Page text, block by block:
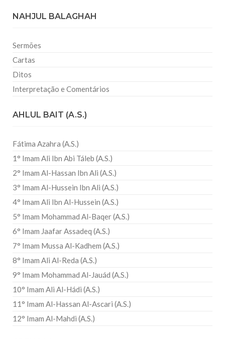
NAHJUL BALAGHAH
Sermões
Cartas
Ditos
Interpretação e Comentários
AHLUL BAIT (A.S.)
Fátima Azahra (A.S.)
1° Imam Ali Ibn Abi Táleb (A.S.)
2° Imam Al-Hassan Ibn Ali (A.S.)
3° Imam Al-Hussein Ibn Ali (A.S.)
4° Imam Ali Ibn Al-Hussein (A.S.)
5° Imam Mohammad Al-Baqer (A.S.)
6° Imam Jaafar Assadeq (A.S.)
7° Imam Mussa Al-Kadhem (A.S.)
8° Imam Ali Al-Reda (A.S.)
9° Imam Mohammad Al-Jauád (A.S.)
10° Imam Ali Al-Hádi (A.S.)
11° Imam Al-Hassan Al-Ascari (A.S.)
12° Imam Al-Mahdi (A.S.)